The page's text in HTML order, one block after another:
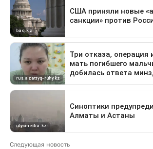
Следующая новость